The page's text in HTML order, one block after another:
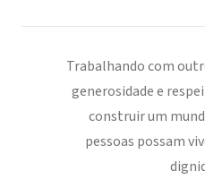
Trabalhando com
generosidade e
construir um
pessoas possam